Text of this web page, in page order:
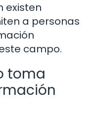
existen
a personas
campo.
toma